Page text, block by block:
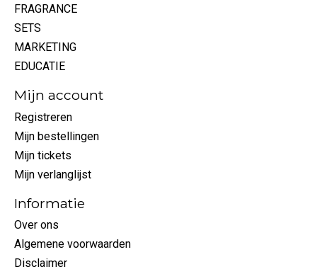
FRAGRANCE
SETS
MARKETING
EDUCATIE
Mijn account
Registreren
Mijn bestellingen
Mijn tickets
Mijn verlanglijst
Informatie
Over ons
Algemene voorwaarden
Disclaimer